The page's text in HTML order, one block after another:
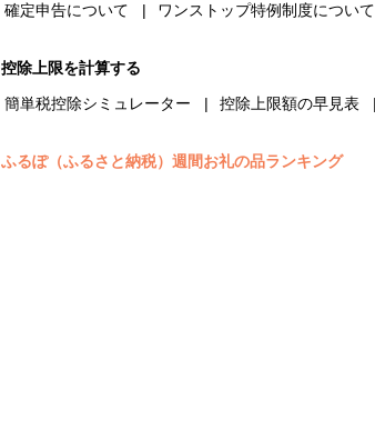
確定申告について
ワンストップ特例制度について
控除上限を計算する
簡単税控除シミュレーター
控除上限額の早見表
ふるぽ（ふるさと納税）週間お礼の品ランキング